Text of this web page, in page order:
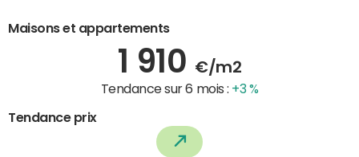
Maisons et appartements
1 910 €/m2
Tendance sur 6 mois : +3 %
Tendance prix